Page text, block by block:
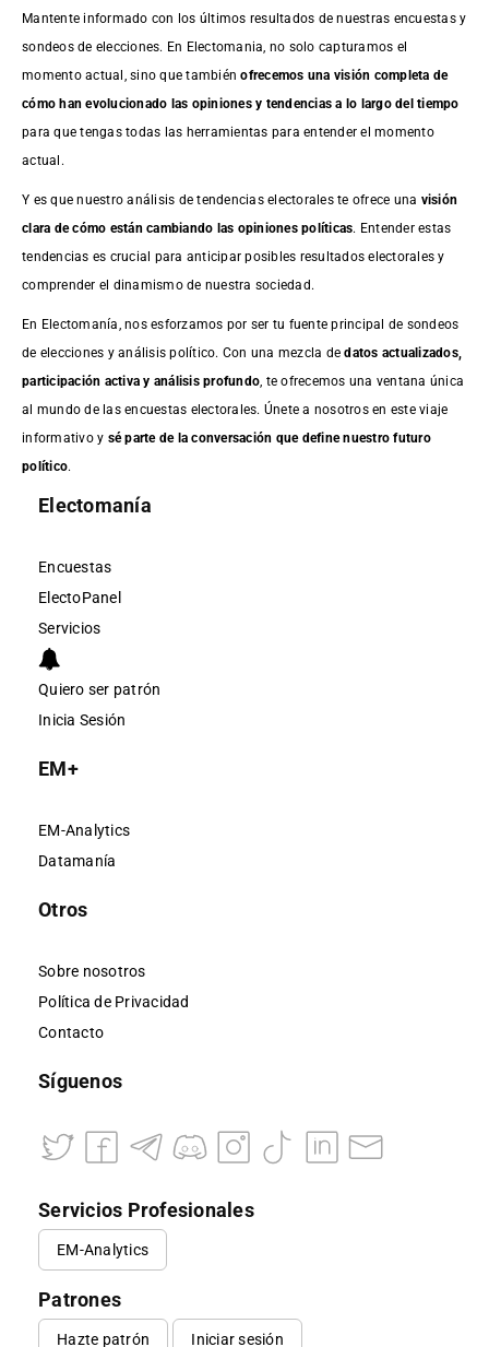
Mantente informado con los últimos resultados de nuestras encuestasy
sondeos de elecciones. En Electomania, no solo capturamos el
momento actual, sino que tambiénofrecemos una visión completa de
cómo han evolucionado las opiniones y tendencias a lo largo del tiempo
para que tengas todas las herramientas para entender el momento
actual.
Y es que nuestro análisis de tendencias electorales te ofrece una visión
clara de cómo están cambiando las opiniones políticas. Entender estas
tendencias es crucial para anticipar posibles resultados electorales y
comprender el dinamismo de nuestra sociedad.
En Electomanía, nos esforzamos por ser tu fuente principal de sondeos
de elecciones y análisis político. Con una mezcla dedatos actualizados,
participación activa y análisis profundo , te ofrecemos una ventana única
al mundo de las encuestas electorales. Únete a nosotros en este viaje
informativo y sé parte de la conversación que define nuestro futuro
político.
Electomanía
Encuestas
ElectoPanel
Servicios
Quiero ser patrón
Inicia Sesión
EM+
EM-Analytics
Datamanía
Otros
Sobre nosotros
Política de Privacidad
Contacto
Síguenos
Servicios Profesionales
EM-Analytics
Patrones
Hazte patrón Iniciar sesión